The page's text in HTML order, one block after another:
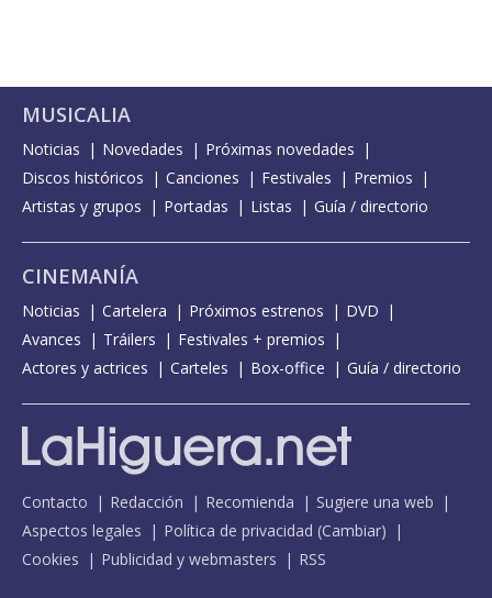
MUSICALIA
Noticias Novedades
Próximas novedades
Discos históricos
Canciones Festivales
Premios
Artistas y grupos
Portadas Listas Guía / directorio
CINEMANÍA
Noticias Cartelera Próximos estrenos
DVD
Avances
Tráilers
Festivales + premios
Actores y actrices
Carteles Box-office Guía / directorio
Contacto Redacción Recomienda
Sugiere una web
Aspectos legales
Política de privacidad (Cambiar)
Cookies
Publicidad y webmasters RSS